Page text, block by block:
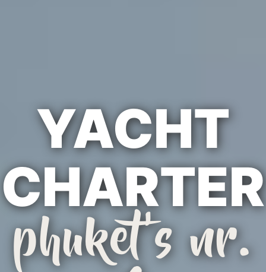
YACHT
CHARTER
phuket's nr.